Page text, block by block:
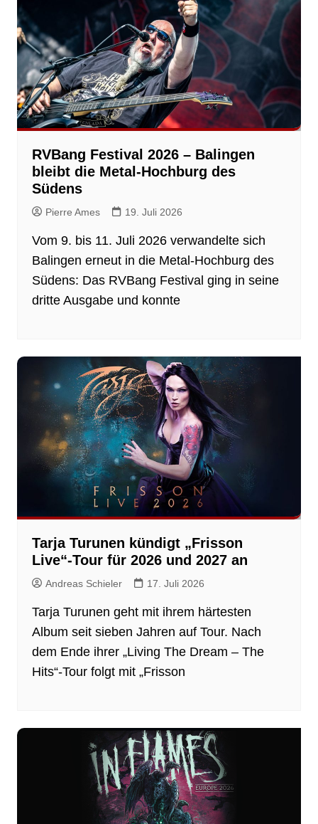
RVBang Festival 2026 – Balingen
bleibt die Metal-Hochburg des
Südens
Pierre Ames 19. Juli 2026
Vom 9. bis 11. Juli 2026 verwandelte sich
Balingen erneut in die Metal-Hochburg des
Südens: Das RVBang Festival ging in seine
dritte Ausgabe und konnte
Tarja Turunen kündigt „Frisson
Live“-Tour für 2026 und 2027 an
Andreas Schieler 17. Juli 2026
Tarja Turunen geht mit ihrem härtesten
Album seit sieben Jahren auf Tour. Nach
dem Ende ihrer „Living The Dream – The
Hits“-Tour folgt mit „Frisson